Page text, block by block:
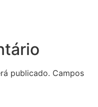
publicado. Campos